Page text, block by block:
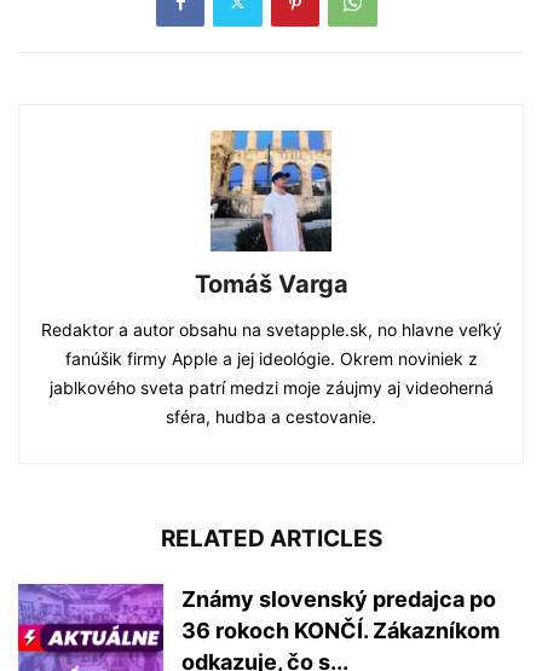
Tomáš Varga
Redaktor a autor obsahu na svetapple.sk, no hlavne veľký
fanúšik firmy Apple a jej ideológie. Okrem noviniek z
jablkového sveta patrí medzi moje záujmy aj videoherná
sféra, hudba a cestovanie.
RELATED ARTICLES
Známy slovenský predajca po
36 rokoch KONČÍ. Zákazníkom
odkazuje, čo s...